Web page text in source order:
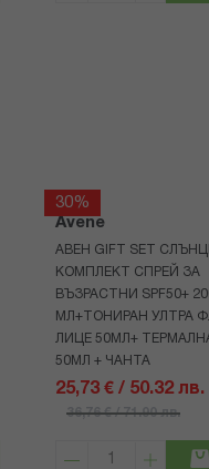
30%
Avene
АВЕН GIFT SET
КОМПЛЕКТ СПРЕЙ ЗА
ВЪЗРАСТНИ SPF50+
МЛ+ТОНИРАН УЛТРА
ЛИЦЕ 50МЛ+
50МЛ + ЧАНТА
25,73 € / 50.32 лв.
36,76 € / 71.90 лв.